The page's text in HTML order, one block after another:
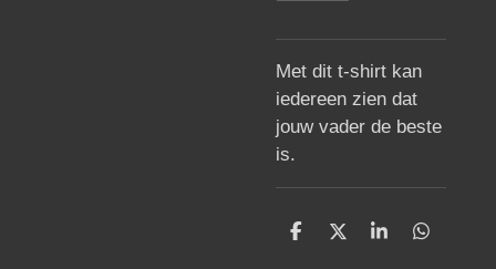
Met dit t-shirt kan
iedereen zien dat
jouw vader de beste
is.
D
D
S
D